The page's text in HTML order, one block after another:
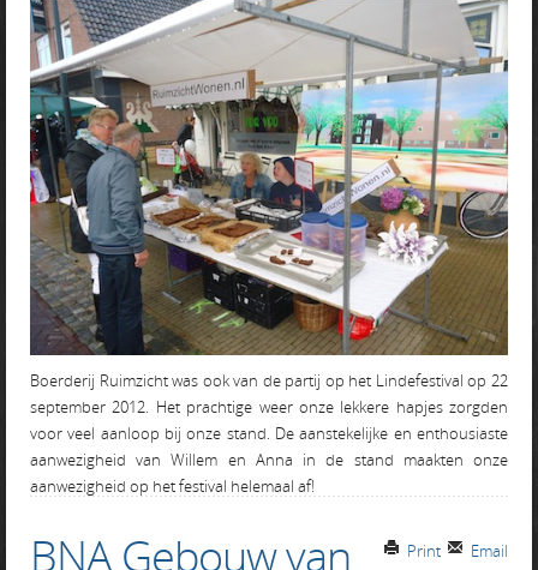
Boerderij Ruimzicht was ook van de partij op het Lindefestival op 22
september 2012. Het prachtige weer onze lekkere hapjes zorgden
voor veel aanloop bij onze stand. De aanstekelijke en enthousiaste
aanwezigheid van Willem en Anna in de stand maakten onze
aanwezigheid op het festival helemaal af!
Email
Print
BNA Gebouw van